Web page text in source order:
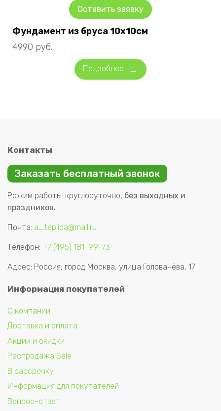
Оставить заявку
Фундамент из бруса 10х10см
4990 руб.
Подробнее
Контакты
Заказать бесплатный звонок
Режим работы: круглосуточно, без выходных и
праздников.
Почта: a_teplica@mail.ru
Телефон: +7 (495) 181-99-73
Адрес: Россия, город Москва, улица Головачёва, 17
Информация покупателей
О компании
Доставка и оплата
Акции и скидки
Распродажа Sale
В рассрочку
Информация для покупателей
Вопрос-ответ